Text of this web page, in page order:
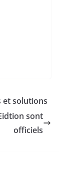
et solutions
sont
officiels